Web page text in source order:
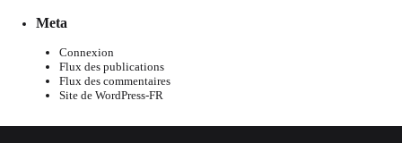
Meta
Connexion
Flux des publications
Flux des commentaires
Site de WordPress-FR